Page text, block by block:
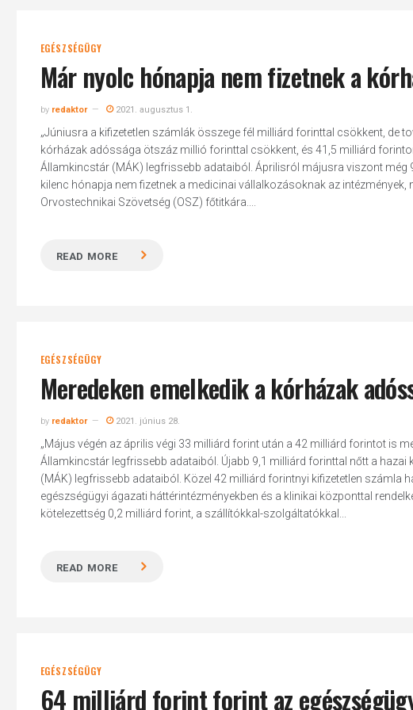
EGÉSZSÉGÜGY
Már nyolc hónapja nem fizetnek a
by redaktor 2021. augusztus 1.
„Júniusra a kifizetetlen számlák összege fél milliárd forinttal csökkent, de
kórházak adóssága ötszáz millió forinttal csökkent, és 41,5 milliárd
Államkincstár (MÁK) legfrissebb adataiból. Áprilisról májusra viszont
kilenc hónapja nem fizetnek a medicinai vállalkozásoknak az
Orvostechnikai Szövetség (OSZ) főtitkára....
READ MORE
EGÉSZSÉGÜGY
Meredeken emelkedik a kórházak
by redaktor 2021. június 28.
„Május végén az április végi 33 milliárd forint után a 42 milliárd forintot is
Államkincstár legfrissebb adataiból. Újabb 9,1 milliárd forinttal nőtt a
(MÁK) legfrissebb adataiból. Közel 42 milliárd forintnyi kifizetetlen számla
egészségügyi ágazati háttérintézményekben és a klinikai központtal
kötelezettség 0,2 milliárd forint, a szállítókkal-szolgáltatókkal...
READ MORE
EGÉSZSÉGÜGY
64 milliárd forint forint az